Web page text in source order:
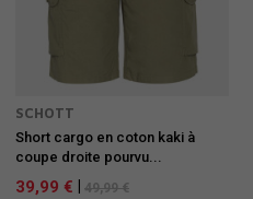
SCHOTT
Short cargo en coton kaki à
coupe droite pourvu...
39,99 € 49,99 €